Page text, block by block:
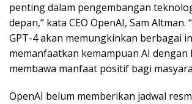
penting dalam pengembangan
depan,” kata CEO OpenAI, Sam Altman.
GPT-4 akan memungkinkan berbagai
memanfaatkan kemampuan AI dengan
membawa manfaat positif bagi
OpenAI belum memberikan jadwal